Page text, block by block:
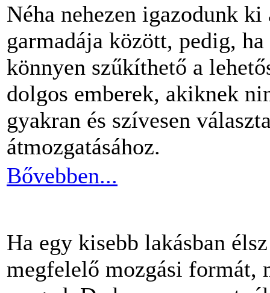
Néha nehezen igazodunk
garmadája között, pedig,
könnyen szűkíthető a
dolgos emberek, akiknek
gyakran és szívesen
átmozgatásához.
Bővebben...
Ha egy kisebb lakásban
megfelelő mozgási formát,